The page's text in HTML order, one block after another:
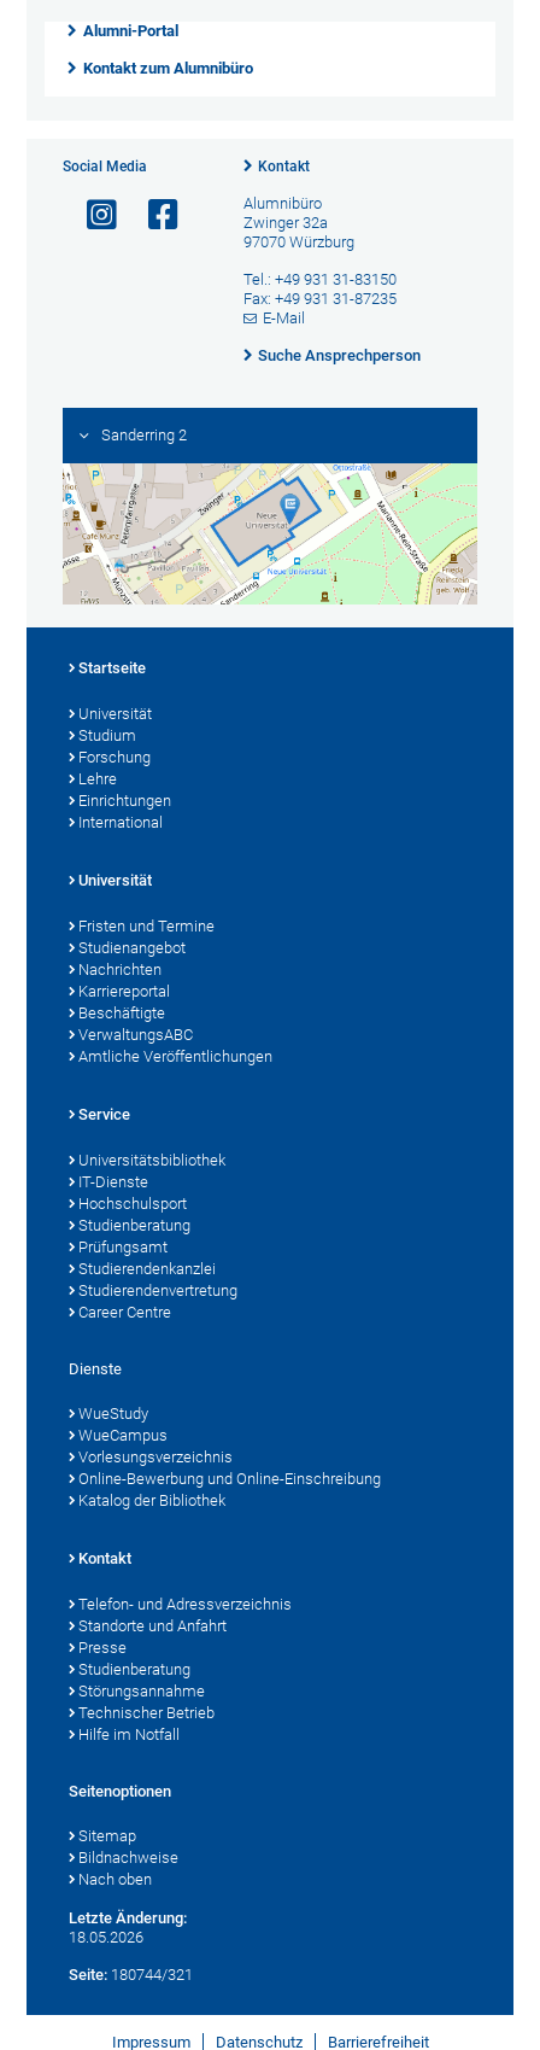
Alumni-Portal
Kontakt zum Alumnibüro
Social Media Kontakt
Alumnibüro
Zwinger 32a
97070 Würzburg
Tel.: +49 931 31-83150
Fax: +49 931 31-87235
E-Mail
Suche Ansprechperson
Sanderring 2
Startseite
Universität
Studium
Forschung
Lehre
Einrichtungen
International
Universität
Fristen und Termine
Studienangebot
Nachrichten
Karriereportal
Beschäftigte
VerwaltungsABC
Amtliche Veröffentlichungen
Service
Universitätsbibliothek
IT-Dienste
Hochschulsport
Studienberatung
Prüfungsamt
Studierendenkanzlei
Studierendenvertretung
Career Centre
Dienste
WueStudy
WueCampus
Vorlesungsverzeichnis
Online-Bewerbung und Online-Einschreibung
Katalog der Bibliothek
Kontakt
Telefon- und Adressverzeichnis
Standorte und Anfahrt
Presse
Studienberatung
Störungsannahme
Technischer Betrieb
Hilfe im Notfall
Seitenoptionen
Sitemap
Bildnachweise
Nach oben
Letzte Änderung:
18.05.2026
Seite: 180744/321
Impressum Datenschutz Barrierefreiheit